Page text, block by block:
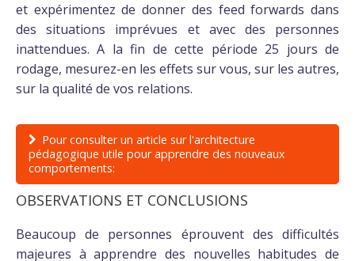
et expérimentez de donner des feed forwards dans
des situations imprévues et avec des personnes
inattendues. A la fin de cette période 25 jours de
rodage, mesurez-en les effets sur vous, sur les autres,
sur la qualité de vos relations.
Pour consulter un article sur l'architecture
pédagogique utile pour apprendre des nouveaux
comportements:
OBSERVATIONS ET CONCLUSIONS
Beaucoup de personnes éprouvent des difficultés
majeures à apprendre des nouvelles habitudes de